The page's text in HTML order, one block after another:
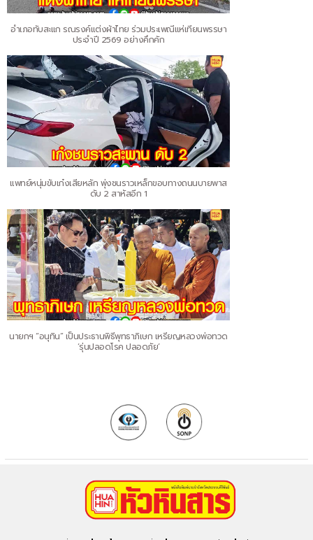
อำเภอทับสะแก รณรงค์แต่งผ้าไทย ร่วมประเพณีแห่เทียนพรรษา
ประจำปี 2569 อย่างคึกคัก
แพทย์หนุ่มขับเก๋งเสียหลัก พุ่งชนราวเหล็กขอบทางถนนบายพาส
ดับ 2 สาหัสอีก 1
นายกฯ “อนุทิน” เป็นประธานพิธีพุทธาภิเษก เหรียญหลวงพ่อทวด
‘รุ่นปลอดโรค ปลอดภัย’